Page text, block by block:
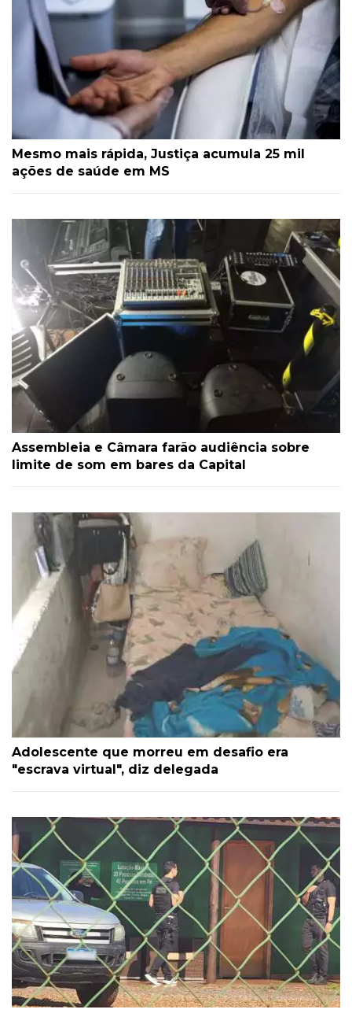
Mesmo mais rápida, Justiça acumula 25 mil
ações de saúde em MS
Assembleia e Câmara farão audiência sobre
limite de som em bares da Capital
Adolescente que morreu em desafio era
"escrava virtual", diz delegada